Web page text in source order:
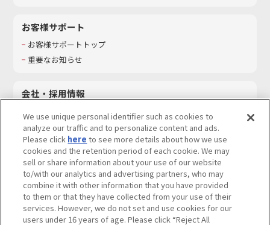
お客様サポート
お客様サポートトップ
重要なお知らせ
会社・採用情報
採用情報
サステナビリティ
お問い合わせ
ウェブサイトご利用条件 ソーシャルメディアポリシー
We use unique personal identifier such as cookies to
analyze our traffic and to personalize content and ads.
Please click here to see more details about how we use
cookies and the retention period of each cookie. We may
sell or share information about your use of our website
to/with our analytics and advertising partners, who may
combine it with other information that you have provided
to them or that they have collected from your use of their
services. However, we do not set and use cookies for our
users under 16 years of age. Please click “Reject All